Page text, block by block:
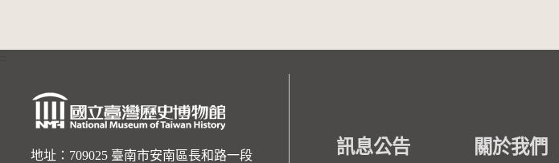
地址：709025 臺南市安南區長和路一段 訊息公告 關於我們